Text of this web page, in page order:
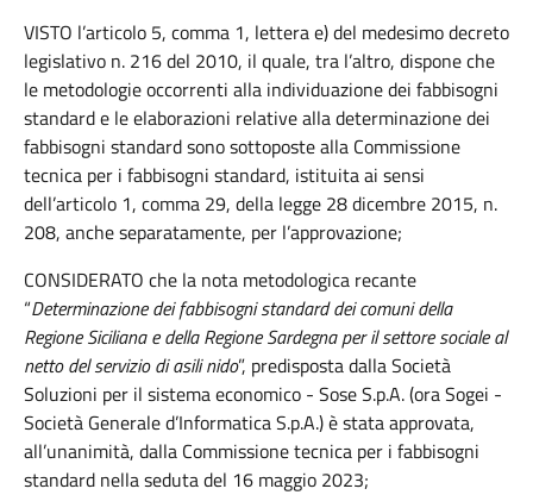
VISTO l’articolo 5, comma 1, lettera e) del medesimo decreto
legislativo n. 216 del 2010, il quale, tra l’altro, dispone che
le metodologie occorrenti alla individuazione dei fabbisogni
standard e le elaborazioni relative alla determinazione dei
fabbisogni standard sono sottoposte alla Commissione
tecnica per i fabbisogni standard, istituita ai sensi
dell’articolo 1, comma 29, della legge 28 dicembre 2015, n.
208, anche separatamente, per l’approvazione;
CONSIDERATO che la nota metodologica recante
“Determinazione dei fabbisogni standard dei comuni della
Regione Siciliana e della Regione Sardegna per il settore sociale al
netto del servizio di asili nido”, predisposta dalla Società
Soluzioni per il sistema economico - Sose S.p.A. (ora Sogei -
Società Generale d’Informatica S.p.A.) è stata approvata,
all’unanimità, dalla Commissione tecnica per i fabbisogni
standard nella seduta del 16 maggio 2023;